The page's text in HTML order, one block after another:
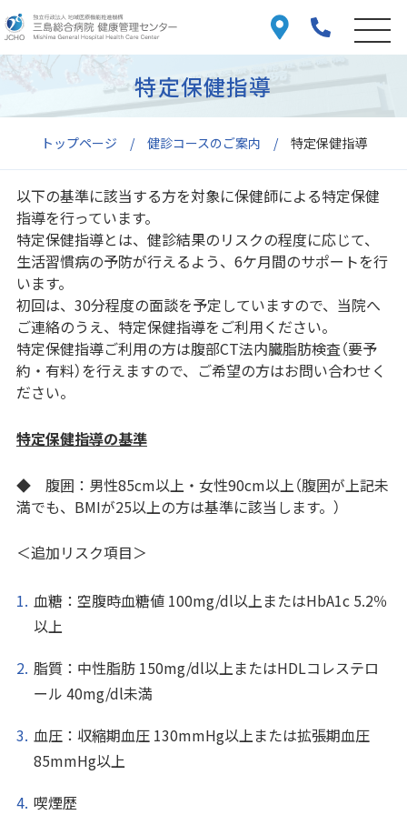
トップページ 健診コースのご案内 特定保健指導
特定保健指導
以下の基準に該当する方を対象に保健師による特定保健
指導を行っています。
特定保健指導とは、健診結果のリスクの程度に応じて、
生活習慣病の予防が行えるよう、6ケ月間のサポートを行
います。
初回は、30分程度の面談を予定していますので、当院へ
ご連絡のうえ、特定保健指導をご利用ください。
特定保健指導ご利用の方は腹部CT法内臓脂肪検査（要予
約・有料）を行えますので、ご希望の方はお問い合わせく
ださい。
特定保健指導の基準
◆ 腹囲：男性85cm以上・女性90cm以上（腹囲が上記未
満でも、BMIが25以上の方は基準に該当します。）
＜追加リスク項目＞
血糖：空腹時血糖値 100mg/dl以上またはHbA1c 5.2％
以上
脂質：中性脂肪 150mg/dl以上またはHDLコレステロ
ール 40mg/dl未満
血圧：収縮期血圧 130mmHg以上または拡張期血圧
85mmHg以上
喫煙歴